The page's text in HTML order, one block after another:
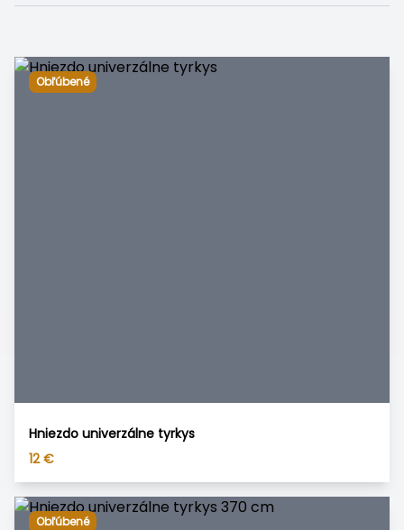
Obľúbené
Hniezdo univerzálne tyrkys
12 €
Obľúbené